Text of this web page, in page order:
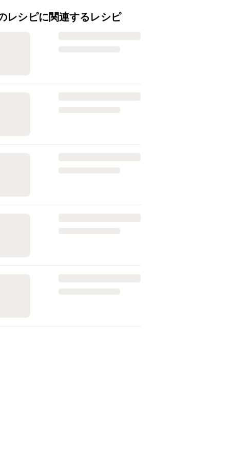
レシピに関連するレシピ